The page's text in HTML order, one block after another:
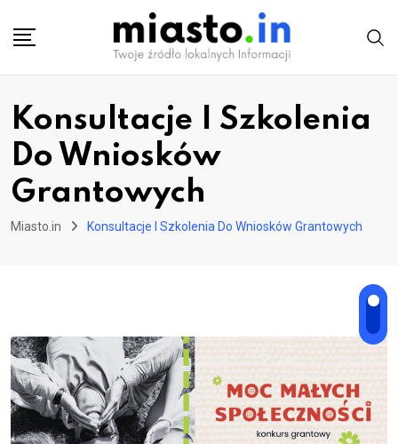
Konsultacje I Szkolenia
Do Wniosków
Grantowych
Miasto.in Konsultacje I Szkolenia Do Wniosków Grantowych